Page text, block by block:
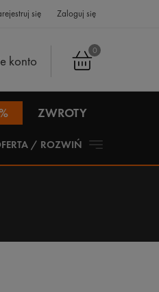
się Zaloguj się
0
konto
ZWROTY
/ ROZWIŃ